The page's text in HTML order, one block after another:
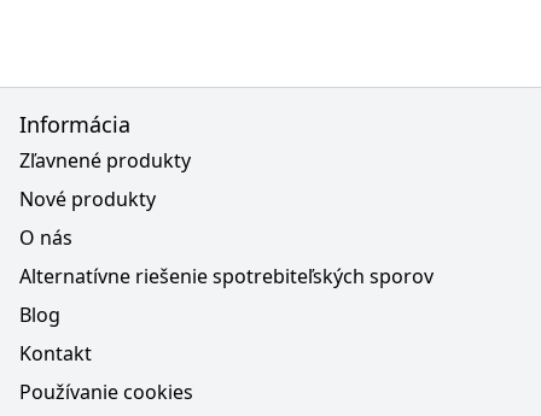
Informácia
Zľavnené produkty
Nové produkty
O nás
Alternatívne riešenie spotrebiteľských sporov
Blog
Kontakt
Používanie cookies